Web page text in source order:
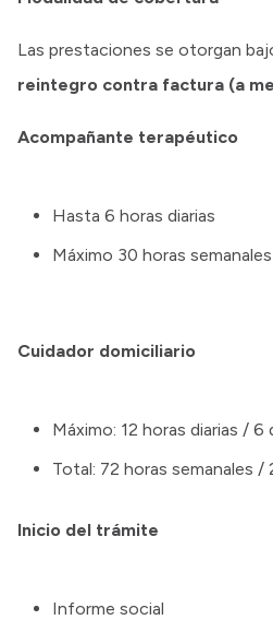
Las prestaciones se otorgan
reintegro contra factura (a
Acompañante terapéutico
Hasta 6 horas diarias
Máximo 30 horas semanales
Cuidador domiciliario
Máximo: 12 horas diarias / 6
Total: 72 horas semanales /
Inicio del trámite
Informe social